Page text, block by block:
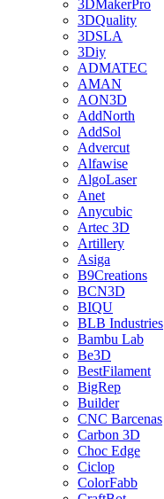
3DMakerPro
3DQuality
3DSLA
3Diy
ADMATEC
AMAN
AON3D
AddNorth
AddSol
Advercut
Alfawise
AlgoLaser
Anet
Anycubic
Artec 3D
Artillery
Asiga
B9Creations
BCN3D
BIQU
BLB Industries
Bambu Lab
Be3D
BestFilament
BigRep
Builder
CNC Barcenas
Carbon 3D
Choc Edge
Ciclop
ColorFabb